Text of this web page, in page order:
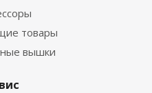
товары
вышки